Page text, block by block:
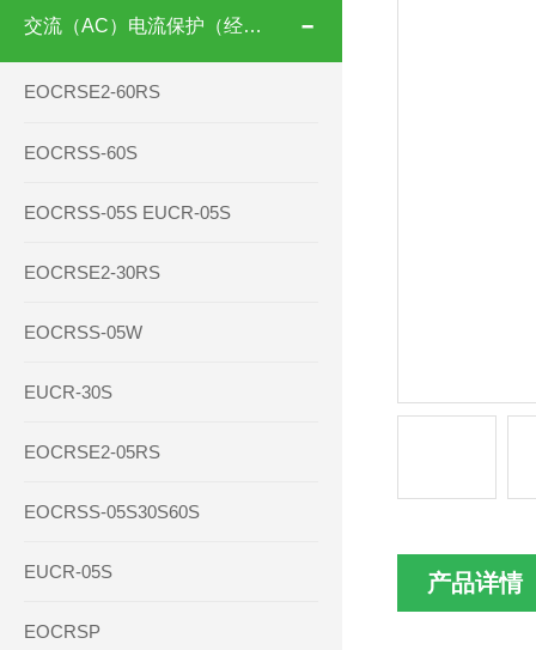
交流（AC）电流保护（经济型）
EOCRSE2-60RS
EOCRSS-60S
EOCRSS-05S EUCR-05S
EOCRSE2-30RS
EOCRSS-05W
EUCR-30S
EOCRSE2-05RS
EOCRSS-05S30S60S
EUCR-05S
EOCRSP
产品详情